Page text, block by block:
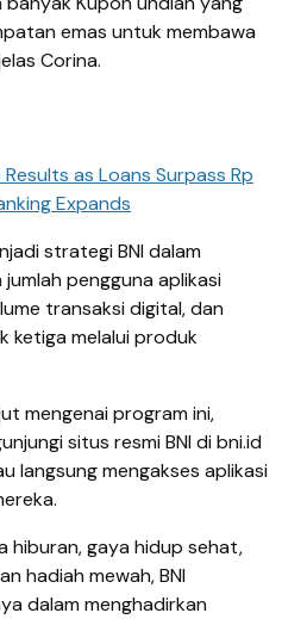
emas untuk membawa
Corina.
as Loans Surpass Rp
Expands
strategi BNI dalam
pengguna aplikasi
transaksi digital, dan
ketiga melalui produk
mengenai program ini,
situs resmi BNI di bni.id
langsung mengakses aplikasi
hiburan, gaya hidup sehat,
hadiah mewah, BNI
dalam menghadirkan